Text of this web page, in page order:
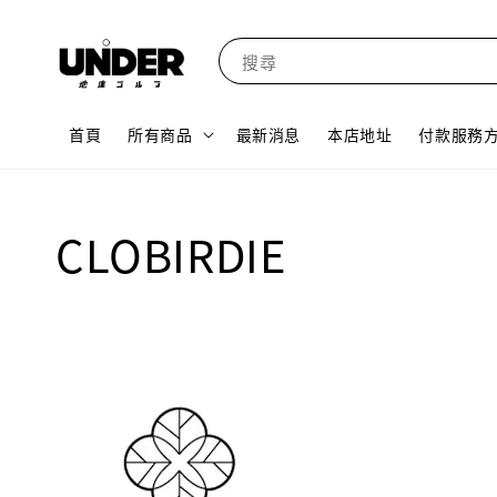
搜尋
首頁 所有商品 最新消息 本店地址 付款服務
CLOBIRDIE